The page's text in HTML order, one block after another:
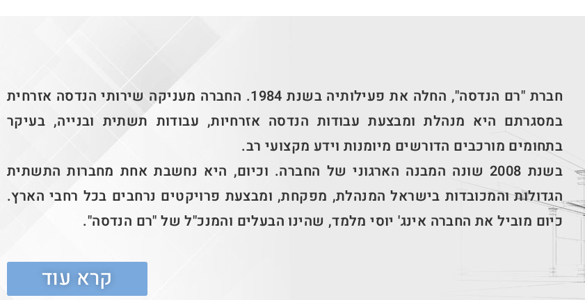
חברת "רם הנדסה", החלה את פעילותיה בשנת 1984. החברה מעניקה שירותי הנדסה אזרחית
במסגרתם היא מנהלת ומבצעת עבודות הנדסה אזרחיות, עבודות תשתית ובנייה, בעיקר
בתחומים מורכבים הדורשים מיומנות וידע מקצועי רב.
בשנת 2008 שונה המבנה הארגוני של החברה. וכיום, היא נחשבת אחת מחברות התשתית
הגדולות והמכובדות בישראל המנהלת, מפקחת, ומבצעת פרויקטים נרחבים בכל רחבי הארץ.
כיום מוביל את החברה אינג' יוסי מלמד, שהינו הבעלים והמנכ"ל של "רם הנדסה".
קרא עוד